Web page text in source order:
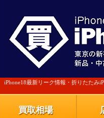
iPhone18最新リーク情報・折りたたみ
買取相場